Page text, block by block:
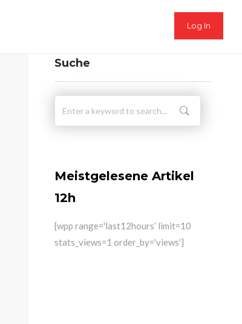
Log In
Suche
Meistgelesene Artikel
12h
[wpp range='last12hours’ limit=10
stats_views=1 order_by='views']